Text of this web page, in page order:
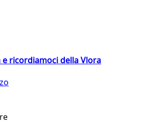
e ricordiamoci della Vlora